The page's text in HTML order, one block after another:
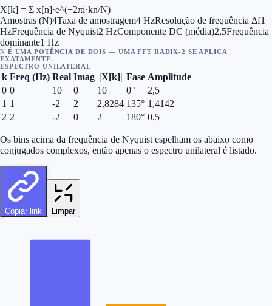
X[k] = Σ x[n]·e^(−2πi·kn/N)
Amostras (N)4Taxa de amostragem4 HzResolução de frequência Δf1
HzFrequência de Nyquist2 HzComponente DC (média)2,5Frequência
dominante1 Hz
N É UMA POTÊNCIA DE DOIS — UMA FFT RADIX-2 SE APLICA
EXATAMENTE.
ESPECTRO UNILATERAL
k Freq (Hz) Real Imag |X[k]| Fase Amplitude
0 0 10 0 10 0°
2,5
1 1 -2 2 2,8284 135° 1,4142
2 2 -2 0 2 180° 0,5
Os bins acima da frequência de Nyquist espelham os abaixo como
conjugados complexos, então apenas o espectro unilateral é listado.
Copiar link Limpar